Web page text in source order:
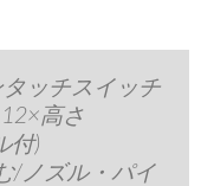
ッチスイッチ
高さ
付)
/ノズル・パイ